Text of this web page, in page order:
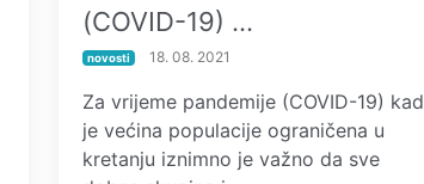
(COVID-19) …
novosti 18. 08. 2021
Za vrijeme pandemije (COVID-19) kad
je većina populacije ograničena u
kretanju iznimno je važno da sve